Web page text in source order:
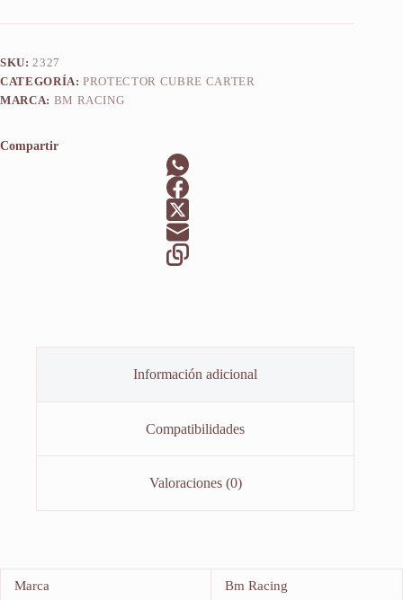
SKU:2327
CATEGORÍA:PROTECTOR CUBRE CARTER
MARCA: BM RACING
Compartir
Información adicional
Compatibilidades
Valoraciones (0)
Marca Bm Racing